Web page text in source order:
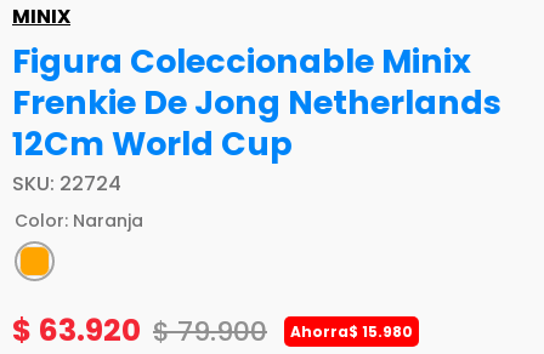
MINIX
Figura Coleccionable Minix
Frenkie De Jong Netherlands
12Cm World Cup
SKU: 22724
Color: Naranja
$ 63.920 $79.900 Ahorra$ 15.980